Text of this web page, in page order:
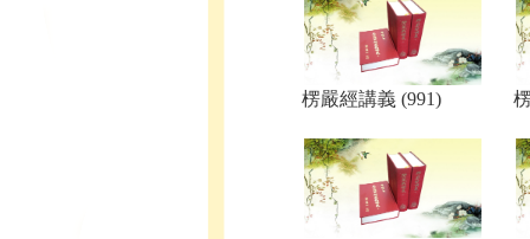
楞嚴經講義 (991)